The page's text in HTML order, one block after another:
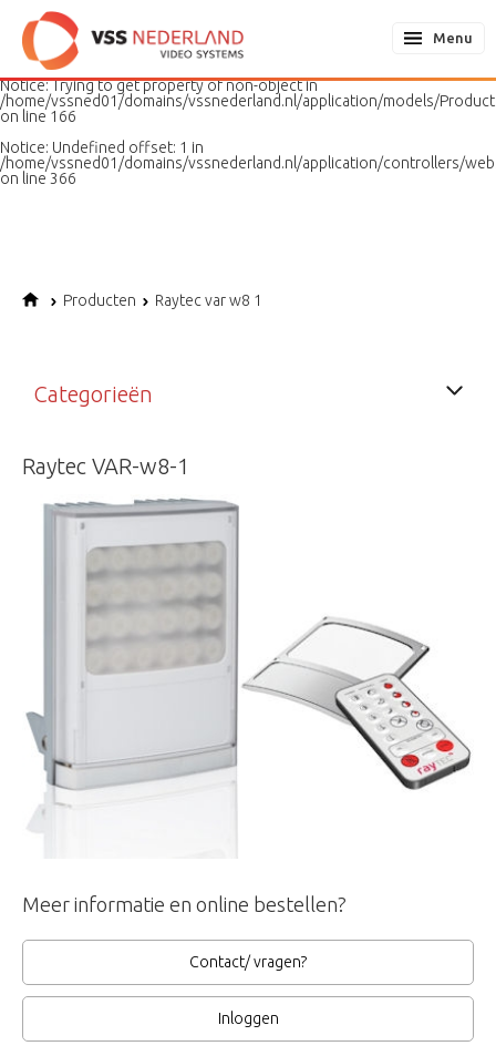
Notice: Undefined variable: page in
/home/vssned01/domains/vssnederland.nl/application/models/
on line
187
Notice: Trying to get property of non-object in
/home/vssned01/domains/vssnederland.nl/application/models/
on line 166
Notice: Undefined offset: 1 in
/home/vssned01/domains/vssnederland.nl/application/controllers/
on line 366
Menu
Producten Raytec var w8 1
Categorieën
Raytec VAR-w8-1
Meer informatie en online bestellen?
Contact/ vragen?
Inloggen